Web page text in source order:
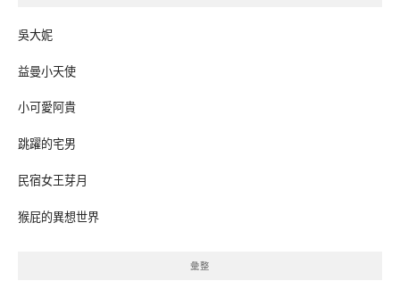
吳大妮
益曼小天使
小可愛阿貴
跳躍的宅男
民宿女王芽月
猴屁的異想世界
彙整